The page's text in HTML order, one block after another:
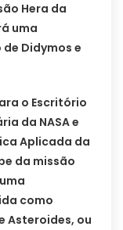
Hera da
uma
Didymos e
o Escritório
da NASA e
Aplicada da
da missão
como
Asteroides, ou